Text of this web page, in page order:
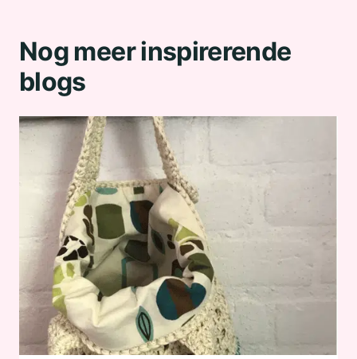
Nog meer inspirerende
blogs